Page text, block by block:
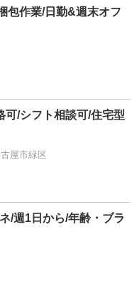
包作業/日勤&週末オフ
可/シフト相談可/住宅型
屋市緑区
/週1日から/年齢・ブラ